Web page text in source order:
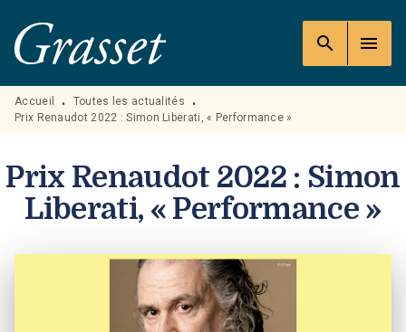
MENU RECHERCHE
PIED DE PAGE
search menu
Accueil • Toutes les actualités
•
Prix Renaudot 2022 : Simon Liberati, « Performance »
Prix Renaudot 2022 : Simon
Liberati, « Performance »